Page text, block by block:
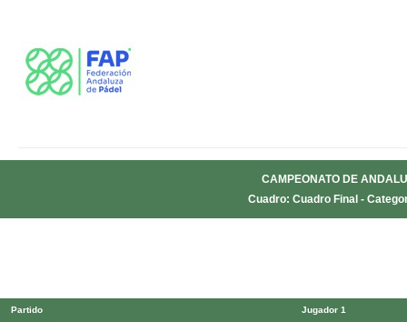
CAMPEONATO DE
Cuadro: Cuadro Final -
Partido Jugador 1